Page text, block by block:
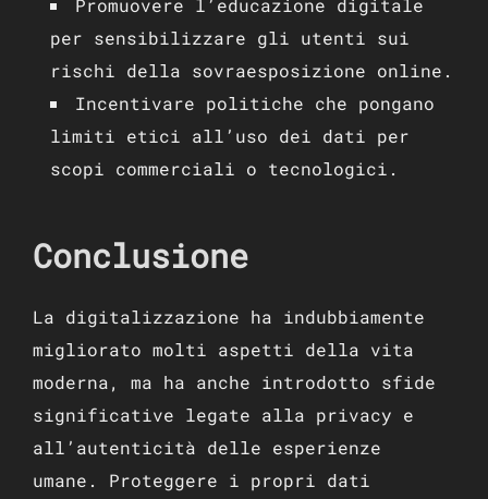
Promuovere l’educazione digitale
per sensibilizzare gli utenti sui
rischi della sovraesposizione online.
Incentivare politiche che pongano
limiti etici all’uso dei dati per
scopi commerciali o tecnologici.
Conclusione
La digitalizzazione ha indubbiamente
migliorato molti aspetti della vita
moderna, ma ha anche introdotto sfide
significative legate alla privacy e
all’autenticità delle esperienze
umane. Proteggere i propri dati